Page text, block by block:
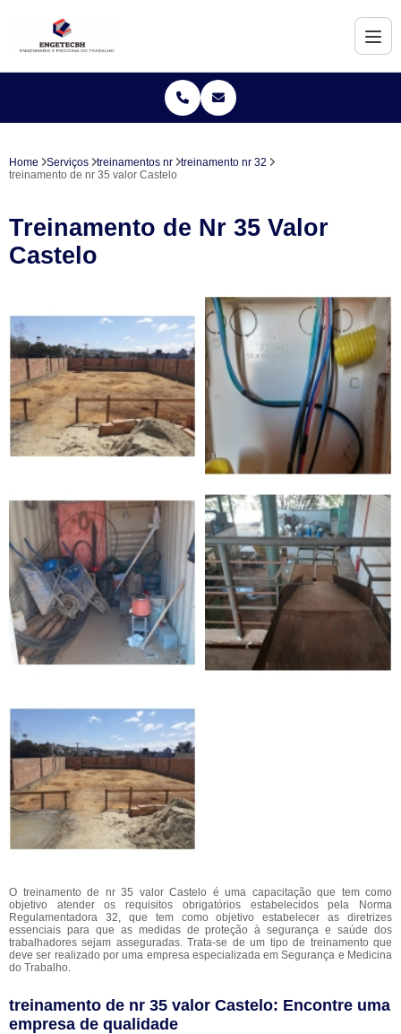
Home Serviços treinamentos nr
treinamento nr 32
treinamento de nr 35 valor Castelo
Treinamento de Nr 35 Valor
Castelo
O treinamento de nr 35 valor Castelo é uma capacitação que tem como
objetivo atender os requisitos obrigatórios estabelecidos pela Norma
Regulamentadora 32, que tem como objetivo estabelecer as diretrizes
essenciais para que as medidas de proteção à segurança e saúde dos
trabalhadores sejam asseguradas. Trata-se de um tipo de treinamento que
deve ser realizado por uma empresa especializada em Segurança e Medicina
do Trabalho.
treinamento de nr 35 valor Castelo: Encontre uma
empresa de qualidade